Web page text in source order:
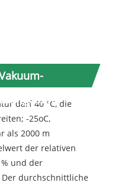
darf 40 °C, die
-25oC,
als 2000 m
der relativen
und der
durchschnittliche